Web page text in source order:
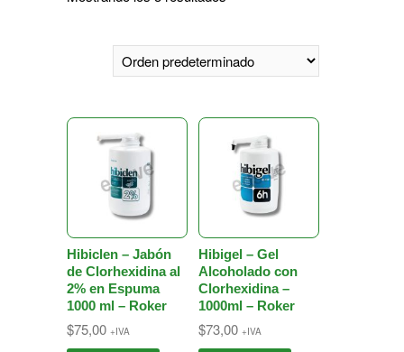
Hibiclen – Jabón
de Clorhexidina al
2% en Espuma
1000 ml – Roker
$75,00 +IVA
Hibigel – Gel
Alcoholado con
Clorhexidina –
1000ml – Roker
$73,00 +IVA